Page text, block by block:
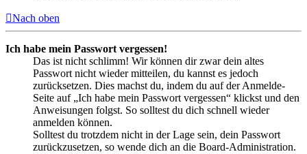
Nach oben
Ich habe mein Passwort vergessen!
Das ist nicht schlimm! Wir können dir zwar dein altes
Passwort nicht wieder mitteilen, du kannst es jedoch
zurücksetzen. Dies machst du, indem du auf der Anmelde-
Seite auf „Ich habe mein Passwort vergessen“ klickst und den
Anweisungen folgst. So solltest du dich schnell wieder
anmelden können.
Solltest du trotzdem nicht in der Lage sein, dein Passwort
zurückzusetzen, so wende dich an die Board-Administration.